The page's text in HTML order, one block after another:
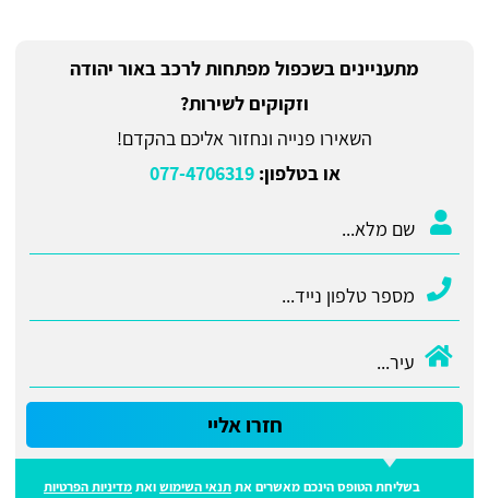
מתעניינים בשכפול מפתחות לרכב באור יהודה
וזקוקים לשירות?
השאירו פנייה ונחזור אליכם בהקדם!
או בטלפון:077-4706319
חזרו אליי
בשליחת הטופס הינכם מאשרים אתתנאי השימושואתמדיניות הפרטיות